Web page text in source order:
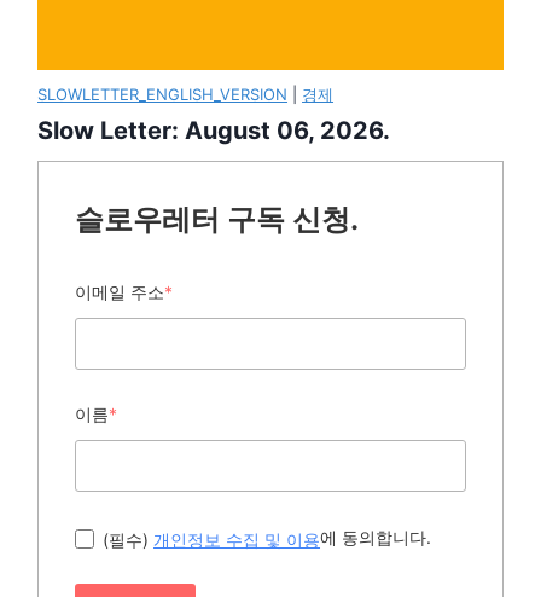
SLOWLETTER_ENGLISH_VERSION 경제
Slow Letter: August 06, 2026.
슬로우레터 구독 신청.
이메일 주소*
이름*
(필수) 개인정보 수집 및 이용에 동의합니다.